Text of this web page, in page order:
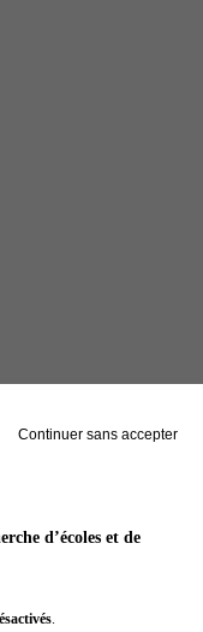
Continuer sans accepter
d’écoles et de
.